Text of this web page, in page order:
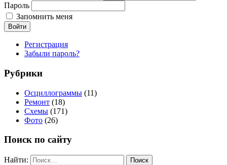
Пароль
Запомнить меня
Войти
Регистрация
Забыли пароль?
Рубрики
Осциллограммы (11)
Ремонт (18)
Схемы (171)
Фото (26)
Поиск по сайту
Найти: